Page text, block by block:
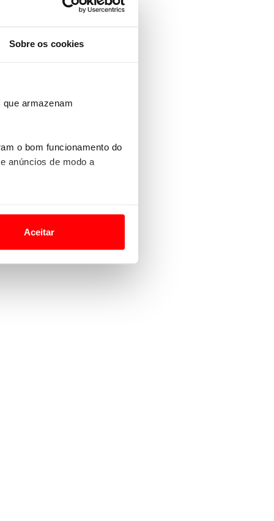
Sobre os cookies
armazenam
o bom funcionamento do
anúncios de modo a
lhe proporcionar
Aceitar